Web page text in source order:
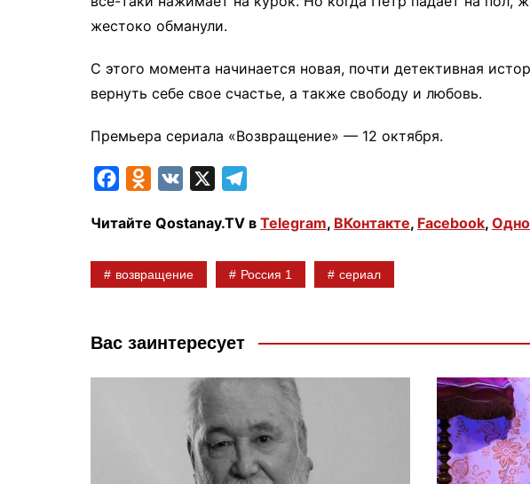
жестоко обманули.
С этого момента начинается новая, почти детективная
вернуть себе свое счастье, а также свободу и любовь.
Премьера сериала «Возвращение» — 12 октября.
c
b
k
n
k
s
s
l
g
Читайте Qostanay.TV в Telegram, ВКонтакте, Facebook,
возвращение Россия 1 сериал
Вас заинтересует